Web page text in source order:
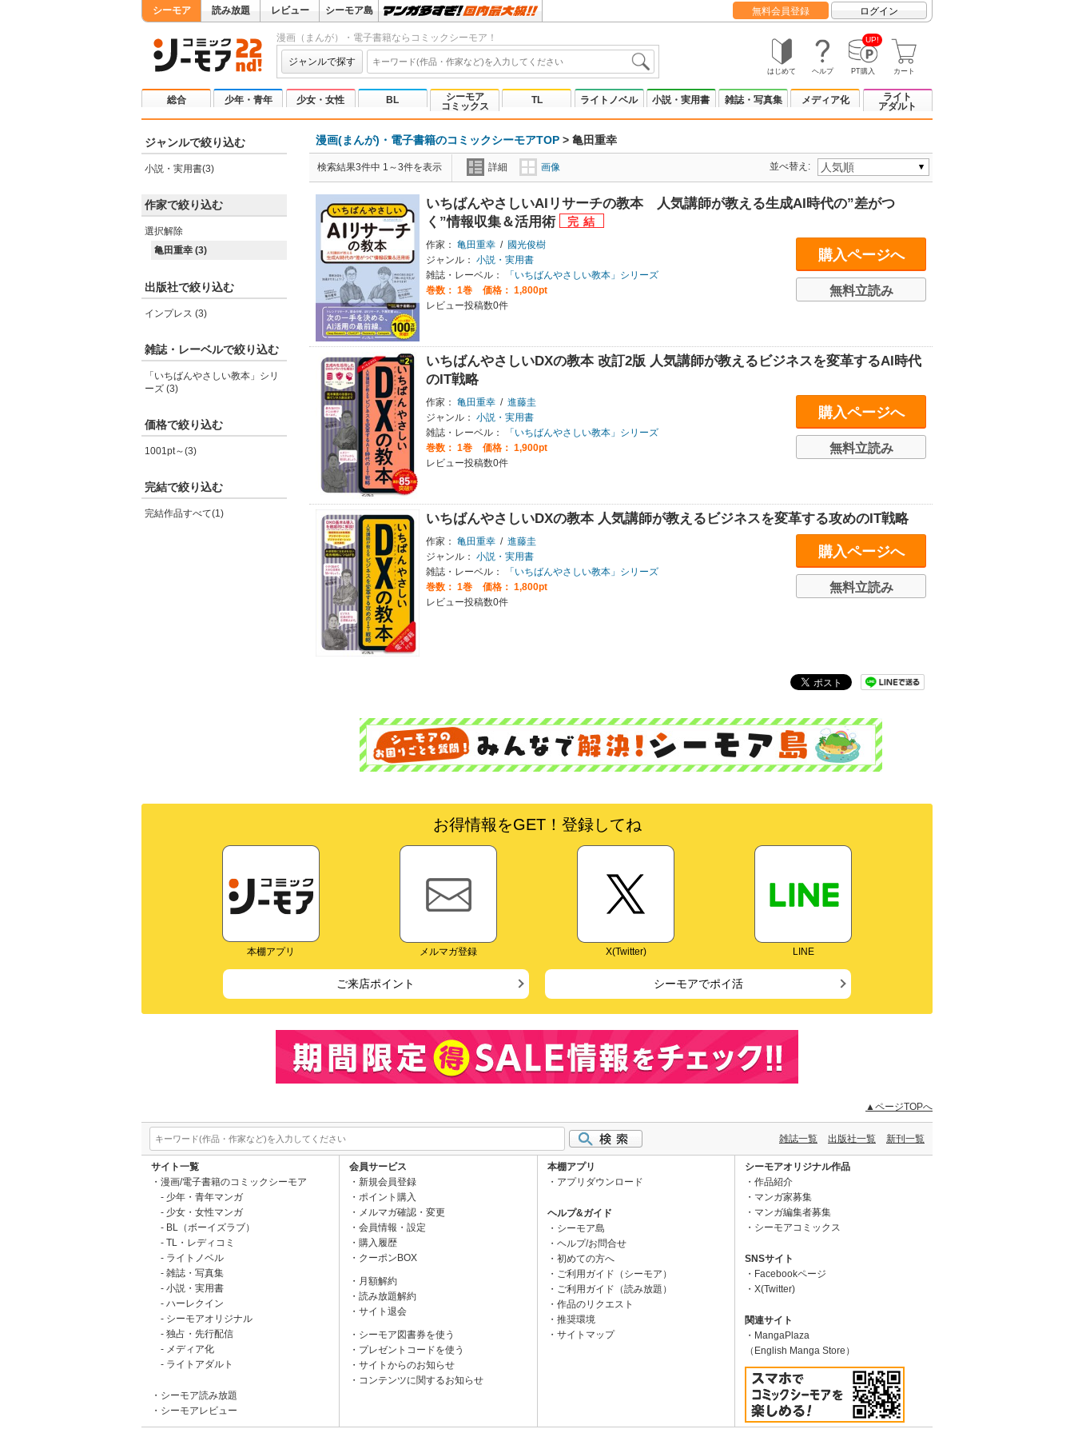
シーモア 読み放題 レビュー シーモア島 無料会員登録 ログイン
漫画（まんが）・電子書籍ならコミックシーモア！
ジャンルで探す
はじめて ヘルプ
UP!
PT購入 カート
総合 少年・青年 少女・女性 BL
シーモア
コミックス
TL ライトノベル 小説・実用書 雑誌・写真集 メディア化
ライト
アダルト
ジャンルで絞り込む
小説・実用書(3)
作家で絞り込む
選択解除
亀田重幸 (3)
出版社で絞り込む
インプレス (3)
雑誌・レーベルで絞り込む
「いちばんやさしい教本」シリ
ーズ (3)
価格で絞り込む
1001pt～(3)
完結で絞り込む
完結作品すべて(1)
漫画(まんが)・電子書籍のコミックシーモアTOP > 亀田重幸
検索結果3件中 1～3件を表示 詳細 画像 並べ替え:
いちばんやさしいAIリサーチの教本 人気講師が教える生成AI時代の”差がつ
く”情報収集＆活用術
作家： 亀田重幸 /
國光俊樹
ジャンル： 小説・実用書
雑誌・レーベル：
「いちばんやさしい教本」シリーズ
巻数： 1巻
価格： 1,800pt
レビュー投稿数0件
購入ページへ
無料立読み
いちばんやさしいDXの教本 改訂2版 人気講師が教えるビジネスを変革するAI時代
のIT戦略
作家： 亀田重幸 / 進藤圭
ジャンル： 小説・実用書
雑誌・レーベル：
「いちばんやさしい教本」シリーズ
巻数： 1巻
価格： 1,900pt
レビュー投稿数0件
購入ページへ
無料立読み
いちばんやさしいDXの教本 人気講師が教えるビジネスを変革する攻めのIT戦略
作家： 亀田重幸 / 進藤圭
ジャンル： 小説・実用書
雑誌・レーベル：
「いちばんやさしい教本」シリーズ
巻数： 1巻
価格： 1,800pt
レビュー投稿数0件
購入ページへ
無料立読み
お得情報をGET！登録してね
本棚アプリ メルマガ登録 X(Twitter) LINE
ご来店ポイント シーモアでポイ活
▲ページTOPへ
雑誌一覧 出版社一覧 新刊一覧
サイト一覧
漫画/電子書籍のコミックシーモア
少年・青年マンガ
少女・女性マンガ
BL（ボーイズラブ）
TL・レディコミ
ライトノベル
雑誌・写真集
小説・実用書
ハーレクイン
シーモアオリジナル
独占・先行配信
メディア化
ライトアダルト
シーモア読み放題
シーモアレビュー
会員サービス
新規会員登録
ポイント購入
メルマガ確認・変更
会員情報・設定
購入履歴
クーポンBOX
月額解約
読み放題解約
サイト退会
シーモア図書券を使う
プレゼントコードを使う
サイトからのお知らせ
コンテンツに関するお知らせ
本棚アプリ
アプリダウンロード
ヘルプ&ガイド
シーモア島
ヘルプ/お問合せ
初めての方へ
ご利用ガイド（シーモア）
ご利用ガイド（読み放題）
作品のリクエスト
推奨環境
サイトマップ
シーモアオリジナル作品
作品紹介
マンガ家募集
マンガ編集者募集
シーモアコミックス
SNSサイト
Facebookページ
X(Twitter)
関連サイト
MangaPlaza
（English Manga Store）